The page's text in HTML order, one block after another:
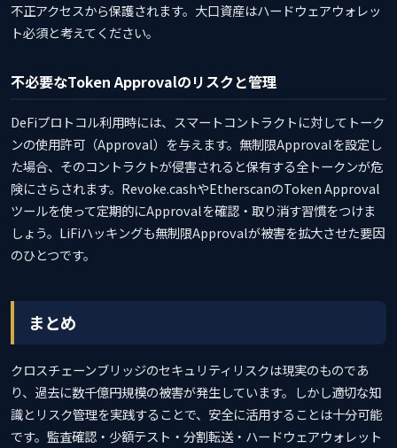
不正アクセスから保護されます。大口資産はハードウェアウォレッ
ト必須と考えてください。
不必要なToken Approvalのリスクと管理
DeFiプロトコル利用時には、スマートコントラクトに対してトーク
ンの使用許可（Approval）を与えます。無制限Approvalを設定し
た場合、そのコントラクトが侵害されると保有する全トークンが危
険にさらされます。Revoke.cashやEtherscanのToken Approval
ツールを使って定期的にApprovalを確認・取り消す習慣をつけま
しょう。LiFiハッキングも無制限Approvalが被害を拡大させた要因
のひとつです。
まとめ
クロスチェーンブリッジのセキュリティリスクは現実のものであ
り、過去に数千億円規模の被害が発生しています。しかし適切な知
識とリスク管理を実践することで、安全に活用することは十分可能
です。監査確認・少額テスト・分割転送・ハードウェアウォレット